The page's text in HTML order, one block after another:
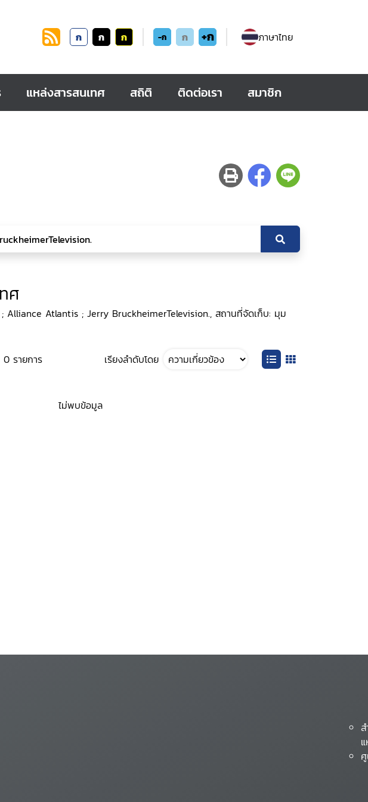
ก ก ก -ก ก +ก ภาษาไทย
แหล่งสารสนเทศ สถิติ ติดต่อเรา สมาชิก
ศ
; Alliance Atlantis ; Jerry BruckheimerTelevision., สถานที่จัดเก็บ: มุม
รายการ เรียงลำดับโดย
ไม่พบข้อมูล